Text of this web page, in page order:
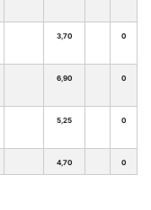
3,70 0
6,90 0
5,25 0
4,70 0